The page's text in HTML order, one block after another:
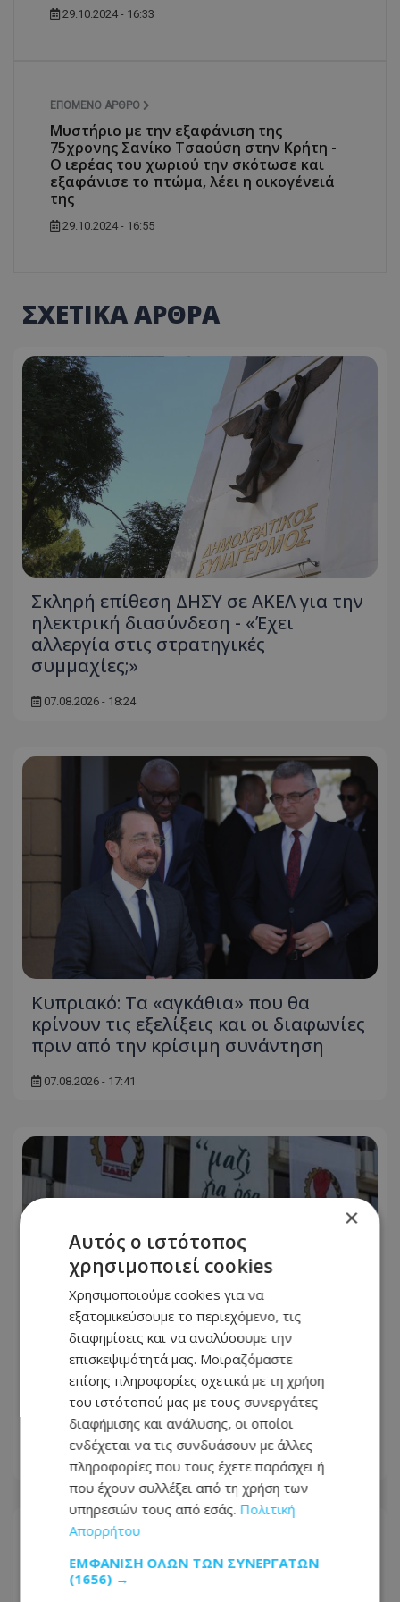
29.10.2024 - 16:33
ΕΠΌΜΕΝΟ ΆΡΘΡΟ
Μυστήριο με την εξαφάνιση της
75χρονης Σανίκο Τσαούση στην Κρήτη -
Ο ιερέας του χωριού την σκότωσε και
εξαφάνισε το πτώμα, λέει η οικογένειά
της
29.10.2024 - 16:55
ΣΧΕΤΙΚΑ ΑΡΘΡΑ
Σκληρή επίθεση ΔΗΣΥ σε ΑΚΕΛ για την
ηλεκτρική διασύνδεση - «Έχει
αλλεργία στις στρατηγικές
συμμαχίες;»
07.08.2026 - 18:24
Κυπριακό: Τα «αγκάθια» που θα
κρίνουν τις εξελίξεις και οι διαφωνίες
πριν από την κρίσιμη συνάντηση
07.08.2026 - 17:41
Θρίλερ στην ΕΔΕΚ με τις
υποψηφιότητες: Στο μικροσκόπιο η
Σοφία Χριστοδούλου Μακρή
07.08.2026 - 06:43
×
Αυτός ο ιστότοπος
χρησιμοποιεί cookies
Χρησιμοποιούμε cookies για να
εξατομικεύσουμε το περιεχόμενο, τις
διαφημίσεις και να αναλύσουμε την
επισκεψιμότητά μας. Μοιραζόμαστε
επίσης πληροφορίες σχετικά με τη χρήση
του ιστότοπού μας με τους συνεργάτες
διαφήμισης και ανάλυσης, οι οποίοι
ενδέχεται να τις συνδυάσουν με άλλες
πληροφορίες που τους έχετε παράσχει ή
που έχουν συλλέξει από τη χρήση των
υπηρεσιών τους από εσάς. Πολιτική
Απορρήτου
ΕΜΦΆΝΙΣΗ ΌΛΩΝ ΤΩΝ ΣΥΝΕΡΓΑΤΏΝ
(1656) →